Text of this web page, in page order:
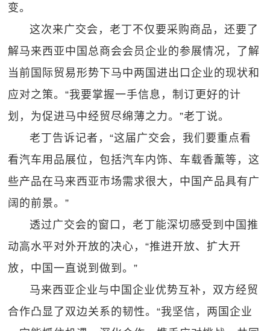
变。
这次来广交会，老丁不仅要采购商品，还要了
解马来西亚中国总商会会员企业的参展情况，了解
当前国际贸易形势下马中两国进出口企业的现状和
应对之策。“我要掌握一手信息，制订更好的计
划，为促进马中经贸尽绵薄之力。”老丁说。
老丁告诉记者，“这届广交会，我们要重点看
看汽车用品展位，包括汽车内饰、车载香薰等，这
些产品在马来西亚市场需求很大，中国产品具有广
阔的前景。”
透过广交会的窗口，老丁能深切感受到中国推
动高水平对外开放的决心，“推进开放、扩大开
放，中国一直说到做到。”
马来西亚企业与中国企业优势互补，双方经贸
合作凸显了双边关系的韧性。“我坚信，两国企业